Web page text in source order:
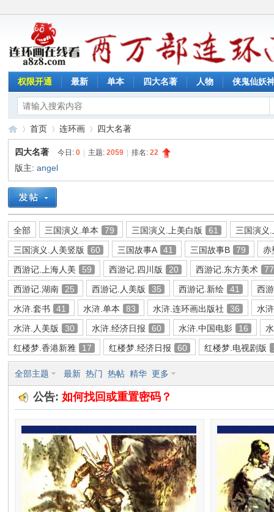
权限开通 最新 单本 四大名著 人物 侠鬼仙妖
连»
首页
›
连环画
›
四大名著
四大名著 今日:0 主题:2059 排名:22
版主:angel
全部 三国演义.单本 79 三国演义.上美白版 61 三国演义
三国演义.人美竖版
60 三国故事A 41 三国故事B 79 赤
西游记.上海人美
59 西游记.四川版 20 西游记.东方美术 77
西游记.湖南
25 西游记.人美版 35 西游记.新绘 41 西
水浒.套书
41 水浒.单本 83 水浒.连环画出版社 36 水
水浒.人美版
30 水浒.经济日报 60 水浒.中国电影 16
红楼梦.香港新雅
17 红楼梦.经济日报 60 红楼梦.电视剧版
全部主题 最新 热门 热帖 精华 更多
公告:如何找回或重置密码？